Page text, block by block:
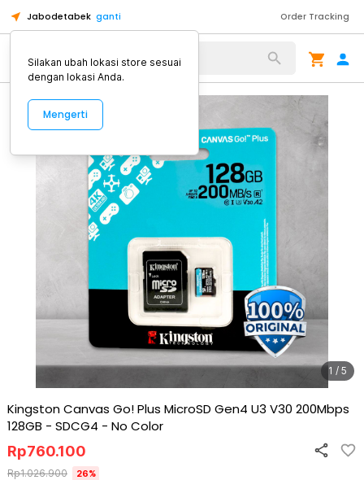
Jabodetabek ganti Order Tracking
Alat Kopi
1 / 5
Kingston Canvas Go! Plus MicroSD Gen4 U3 V30 200Mbps
128GB - SDCG4 - No Color
Rp760.100
Rp1.026.900 26%
Silakan ubah lokasi store sesuai
dengan lokasi Anda.
Mengerti